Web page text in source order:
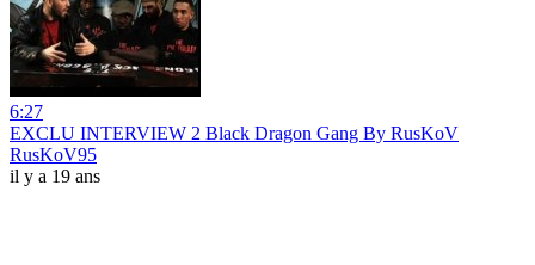
6:27
EXCLU INTERVIEW 2 Black Dragon Gang By RusKoV
RusKoV95
il y a 19 ans